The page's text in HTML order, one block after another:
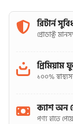
রিটার্ন
প্রোডাক্ট
প্রিমিয়াম
১০০%
ক্যাশ অন
পণ্য হাতে